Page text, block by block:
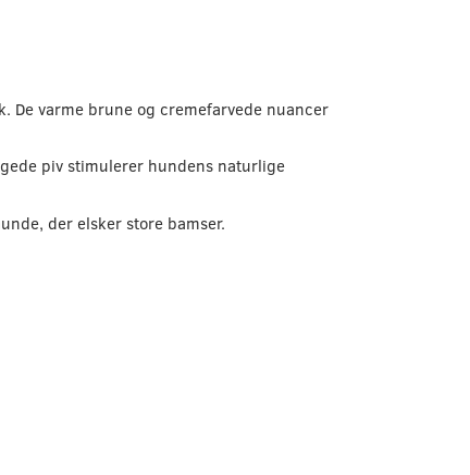
De varme brune og cremefarvede nuancer
piv stimulerer hundens naturlige
der elsker store bamser.